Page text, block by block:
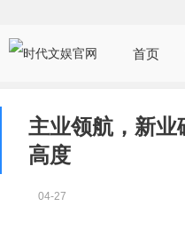
首页
主业领航，新
高度
04-27